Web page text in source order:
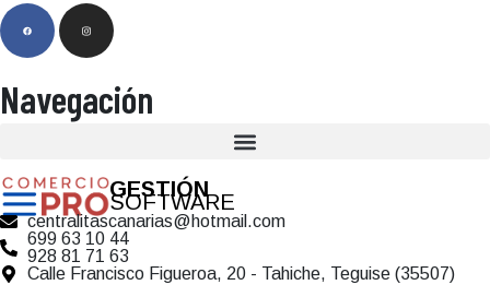
Navegación
GESTIÓN
SOFTWARE
centralitascanarias@hotmail.com
699 63 10 44
928 81 71 63
Calle Francisco Figueroa, 20 - Tahiche, Teguise (35507)